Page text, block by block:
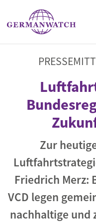
Direkt zum Inhalt
Stichwortsuche
Zur
Friedrich Merz:
VCD legen
nachhaltige und